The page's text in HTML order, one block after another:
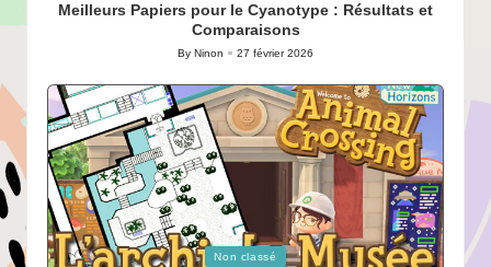
Meilleurs Papiers pour le Cyanotype : Résultats et
Comparaisons
Posted
By Ninon 27 février 2026
Posted
Non classé